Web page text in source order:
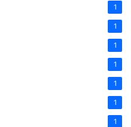
1
1
1
1
1
1
1